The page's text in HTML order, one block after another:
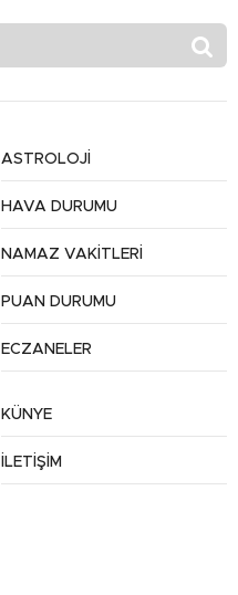
ASTROLOJİ
HAVA DURUMU
NAMAZ VAKİTLERİ
PUAN DURUMU
ECZANELER
KÜNYE
İLETİŞİM